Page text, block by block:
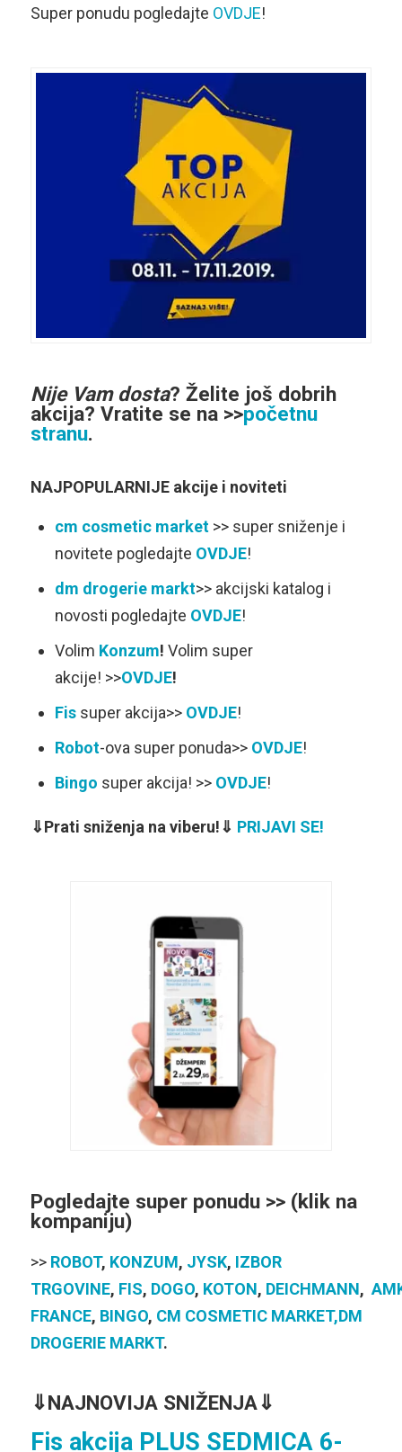
Super ponudu pogledajte OVDJE!
Nije Vam dosta? Želite još dobrih
akcija? Vratite se na >>početnu
stranu.
NAJPOPULARNIJE akcije i noviteti
cm cosmetic market>> super sniženje i
novitete pogledajte OVDJE!
dm drogerie markt>> akcijski katalog i
novosti pogledajte OVDJE!
Volim Konzum! Volim super
akcije! >>OVDJE!
Fissuper akcija>> OVDJE!
Robot-ova super ponuda>> OVDJE!
Bingo super akcija! >> OVDJE!
⇓Prati sniženja na viberu!⇓ PRIJAVI SE!
Pogledajte super ponudu >> (klik na
kompaniju)
>> ROBOT, KONZUM, JYSK, IZBOR
TRGOVINE, FIS, DOGO, KOTON, DEICHMANN,
FRANCE, BINGO, CM COSMETIC MARKET,DM
DROGERIE MARKT.
⇓NAJNOVIJA SNIŽENJA⇓
Fis akcija PLUS SEDMICA 6-